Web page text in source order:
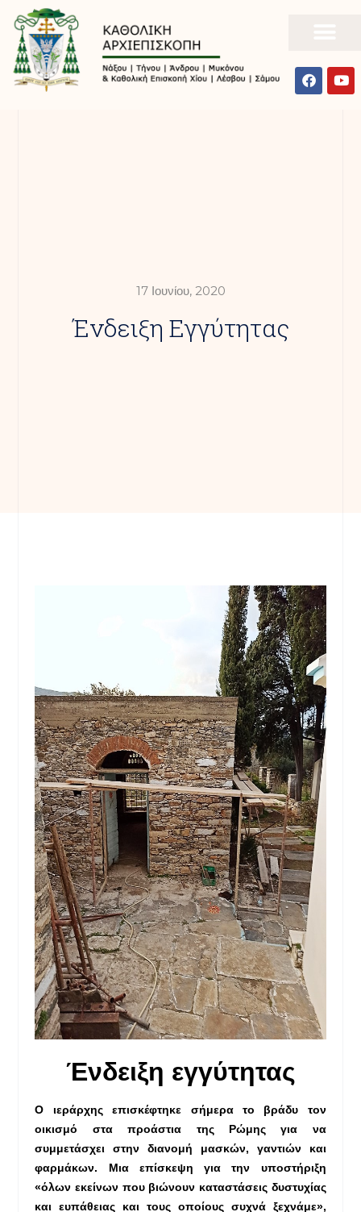
17 Ιουνίου, 2020
Ένδειξη Εγγύτητας
Ένδειξη εγγύτητας
Ο ιεράρχης επισκέφτηκε σήμερα το βράδυ τον
οικισμό στα προάστια της Ρώμης για να
συμμετάσχει στην διανομή μασκών, γαντιών και
φαρμάκων. Μια επίσκεψη για την υποστήριξη
«όλων εκείνων που βιώνουν καταστάσεις δυστυχίας
και ευπάθειας και τους οποίους συχνά ξεχνάμε»,